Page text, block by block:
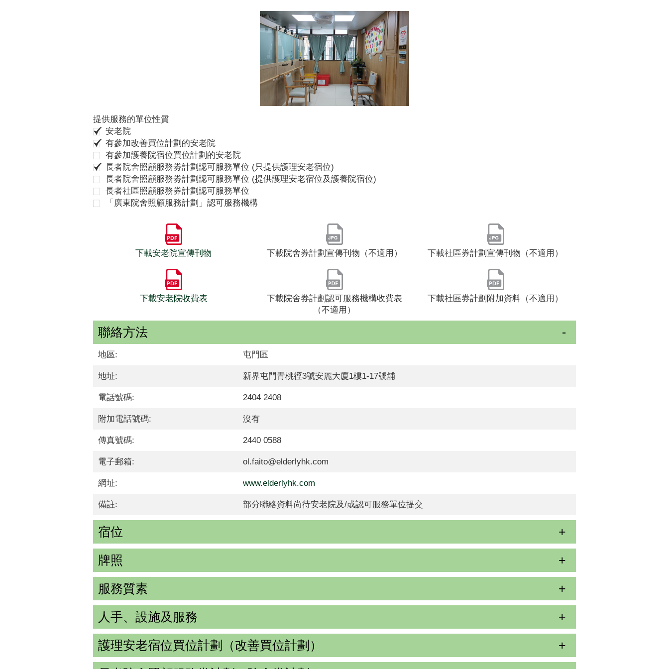
提供服務的單位性質
安老院
有參加改善買位計劃的安老院
有參加護養院宿位買位計劃的安老院
長者院舍照顧服務劵計劃認可服務單位 (只提供護理安老宿位)
長者院舍照顧服務劵計劃認可服務單位 (提供護理安老宿位及護養院宿位)
長者社區照顧服務券計劃認可服務單位
「廣東院舍照顧服務計劃」認可服務機構
下載安老院宣傳刊物 下載院舍券計劃宣傳刊物（不適用） 下載社區券計劃宣傳刊物（不適用）
下載安老院收費表
下載院舍券計劃認可服務機構收費表
（不適用）
下載社區券計劃附加資料（不適用）
聯絡方法
地區: 屯門區
地址: 新界屯門青桃徑3號安麗大廈1樓1-17號舖
電話號碼: 2404 2408
附加電話號碼: 沒有
傳真號碼: 2440 0588
電子郵箱: ol.faito@elderlyhk.com
網址: www.elderlyhk.com
備註: 部分聯絡資料尚待安老院及/或認可服務單位提交
宿位
牌照
服務質素
人手、設施及服務
護理安老宿位買位計劃（改善買位計劃）